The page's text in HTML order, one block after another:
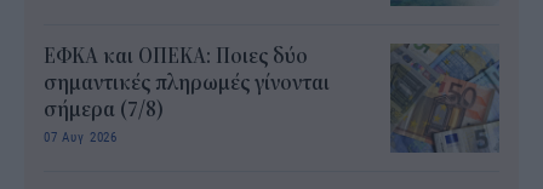
ΕΦΚΑ και ΟΠΕΚΑ: Ποιες δύο
σημαντικές πληρωμές γίνονται
σήμερα (7/8)
07 Αυγ 2026